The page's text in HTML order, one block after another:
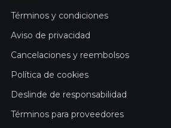
Términos y condiciones
Aviso de privacidad
Cancelaciones y reembolsos
Política de cookies
Deslinde de responsabilidad
Términos para proveedores